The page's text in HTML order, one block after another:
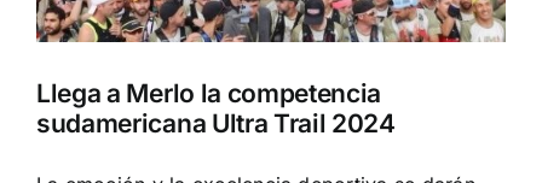
Llega a Merlo la competencia
sudamericana Ultra Trail 2024